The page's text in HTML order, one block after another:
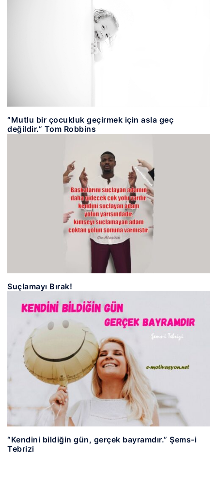
“Mutlu bir çocukluk geçirmek için asla geç
değildir.” Tom Robbins
Suçlamayı Bırak!
“Kendini bildiğin gün, gerçek bayramdır.” Şems-i
Tebrizi